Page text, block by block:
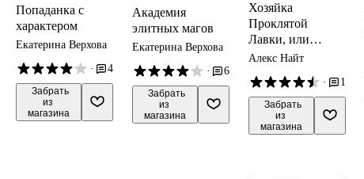
Попаданка с
характером
Екатерина Верхова
·
4
Забрать
из
магазина
Академия
элитных магов
Екатерина Верхова
·
6
Забрать
из
магазина
Хозяйка
Проклятой
Лавки, или
Драконам вход
Алекс Найт
·
1
Забрать
из
магазина